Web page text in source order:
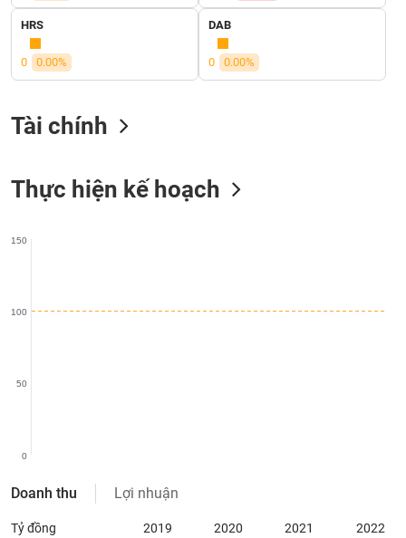
HRS
0 0.00%
DAB
0 0.00%
Tài chính
Thực hiện kế hoạch
0
50
100
150
Doanh thu Lợi nhuận
Tỷ đồng 2019 2020 2021
2022
TÀI
CHÍNH
THÔNG
TIN
VỤ